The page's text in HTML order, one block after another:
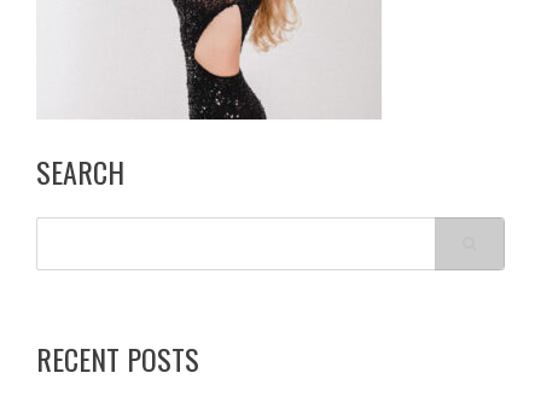
SEARCH
RECENT POSTS